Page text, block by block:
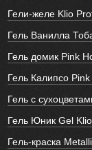
Гели-желе Klio
Гель Ванилла
Гель домик Pink
Гель Калипсо
Гель с
Гель Юник Gel
Гель-краска